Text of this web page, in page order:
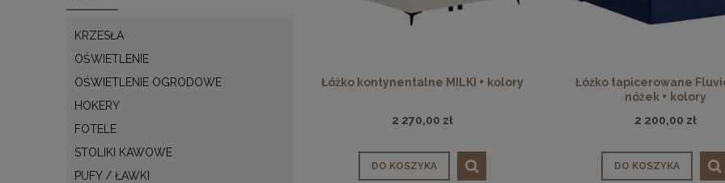
KRZESŁA
OŚWIETLENIE
OŚWIETLENIE OGRODOWE
HOKERY
FOTELE
STOLIKI KAWOWE
PUFY / ŁAWKI
Łóżko kontynentalne MILKI + kolory
2 270,00 zł
DO KOSZYKA
Łóżko tapicerowane
nóżek + kolory
2 200,00 zł
DO KOSZYKA